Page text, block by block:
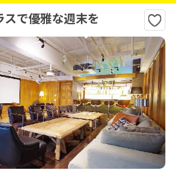
スで優雅な週末を